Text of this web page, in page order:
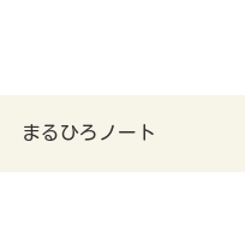
まるひろノート